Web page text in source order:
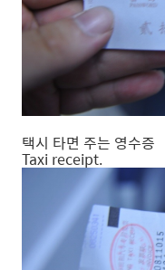
택시 타면 주는 영수증
Taxi receipt.